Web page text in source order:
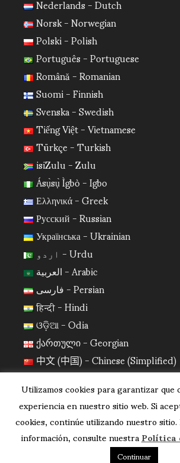
Norsk - Norwegian
Polski - Polish
Português - Portuguese
Română - Romanian
Suomi - Finnish
Svenska - Swedish
Tiếng Việt - Vietnamese
Türkçe - Turkish
isiZulu - Zulu
Ásụ̀sụ̀ Ìgbò - Igbo
Ελληνικά - Greek
Русский - Russian
Українська - Ukrainian
اردو - Urdu
العربية - Arabic
فارسی - Persian
हिन्दी - Hindi
ଓଡ଼ିଆ - Odia
ქართული - Georgian
中文 (中国) - Chinese (Simplified)
日本語 - Japanese
한국어 - Korean
Utilizamos cookies para garantizar
experiencia en nuestro sitio web. Si
cookies, continúe utilizando nuestro
información, consulte nuestra
Continuar